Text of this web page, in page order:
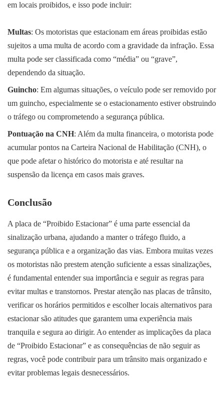
em locais proibidos, e isso pode incluir:
Multas: Os motoristas que estacionam em áreas proibidas estão
sujeitos a uma multa de acordo com a gravidade da infração. Essa
multa pode ser classificada como “média” ou “grave”,
dependendo da situação.
Guincho: Em algumas situações, o veículo pode ser removido por
um guincho, especialmente se o estacionamento estiver obstruindo
o tráfego ou comprometendo a segurança pública.
Pontuação na CNH: Além da multa financeira, o motorista pode
acumular pontos na Carteira Nacional de Habilitação (CNH), o
que pode afetar o histórico do motorista e até resultar na
suspensão da licença em casos mais graves.
Conclusão
A placa de “Proibido Estacionar” é uma parte essencial da
sinalização urbana, ajudando a manter o tráfego fluido, a
segurança pública e a organização das vias. Embora muitas vezes
os motoristas não prestem atenção suficiente a essas sinalizações,
é fundamental entender sua importância e seguir as regras para
evitar multas e transtornos. Prestar atenção nas placas de trânsito,
verificar os horários permitidos e escolher locais alternativos para
estacionar são atitudes que garantem uma experiência mais
tranquila e segura ao dirigir. Ao entender as implicações da placa
de “Proibido Estacionar” e as consequências de não seguir as
regras, você pode contribuir para um trânsito mais organizado e
evitar problemas legais desnecessários.